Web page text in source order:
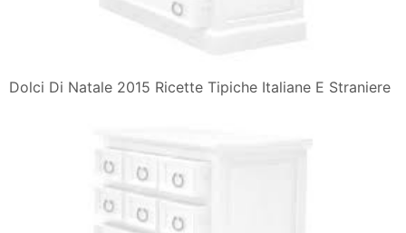
Dolci Di Natale 2015 Ricette Tipiche Italiane E Straniere